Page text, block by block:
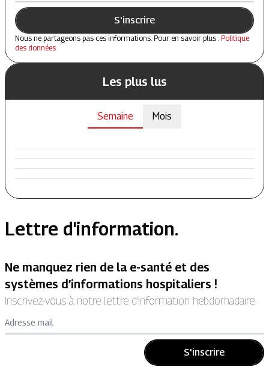
S'inscrire
Nous ne partageons pas ces informations. Pour en savoir plus : Politique
des données
Les plus lus
Semaine Mois
Lettre d'information.
Ne manquez rien de la e-santé et des
systèmes d’informations hospitaliers !
Inscrivez-vous à notre lettre d’information hebdomadaire.
Adresse mail
S'inscrire